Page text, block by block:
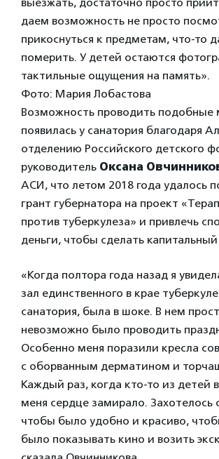
даем возможность не просто
прикоснуться к предметам, что-то
померить. У детей остаются
тактильные ощущения на память».
Фото: Мария Лобастова
Возможность проводить подобные
появилась у санатория благодаря
отделению Российского детского
руководитель Оксана
АСИ, что летом 2018 года удалось
грант губернатора на проект
против туберкулеза» и привлечь
деньги, чтобы сделать
«Когда полтора года назад я
зал единственного в крае
санатория, была в шоке. В нем
невозможно было проводить
Особенно меня поразили кресла
с оборванным дерматином и
Каждый раз, когда кто-то из детей
меня сердце замирало. Захотелось
чтобы было удобно и красиво,
было показывать кино и возить